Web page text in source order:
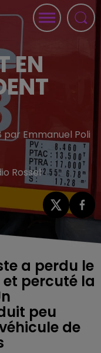
EN
par Emmanuel Poli
Rossel
a perdu le
percuté la
peu
de